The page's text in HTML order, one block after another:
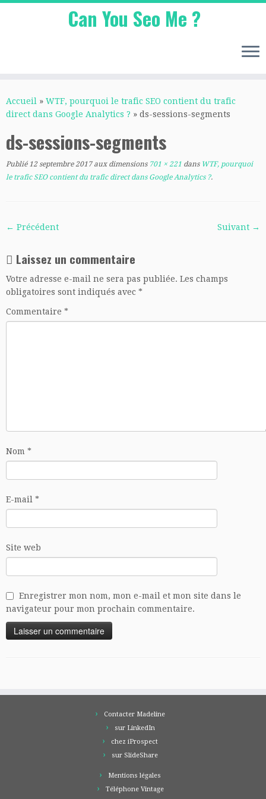
au
contenu
Can You Seo Me ?
Accueil » WTF, pourquoi le trafic SEO contient du trafic
direct dans Google Analytics ? » ds-sessions-segments
ds-sessions-segments
Publié 12 septembre 2017aux dimensions701 × 221 dansWTF, pourquoi
le trafic SEO contient du trafic direct dans Google Analytics ?.
← Précédent Suivant →
Laissez un commentaire
Votre adresse e-mail ne sera pas publiée. Les champs
obligatoires sont indiqués avec *
Commentaire *
Nom *
E-mail *
Site web
Enregistrer mon nom, mon e-mail et mon site dans le
navigateur pour mon prochain commentaire.
Contacter Madeline
sur LinkedIn
chez iProspect
sur SlideShare
Mentions légales
Téléphone Vintage